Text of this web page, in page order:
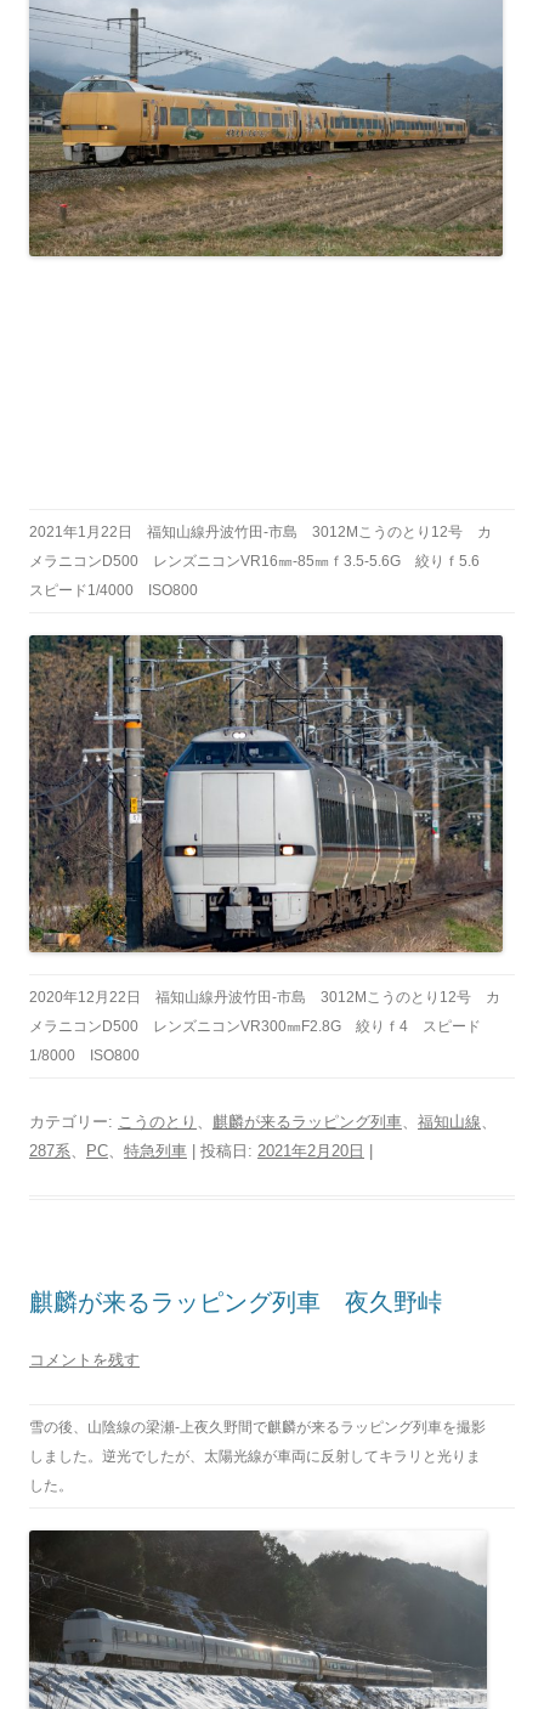
2021年1月22日 福知山線丹波竹田-市島 3012Mこうのとり12号 カ
メラニコンD500 レンズニコンVR16㎜-85㎜ｆ3.5-5.6G 絞りｆ5.6
スピード1/4000 ISO800
2020年12月22日 福知山線丹波竹田-市島 3012Mこうのとり12号 カ
メラニコンD500 レンズニコンVR300㎜F2.8G 絞りｆ4 スピード
1/8000 ISO800
カテゴリー: こうのとり 、 麒麟が来るラッピング列車、 福知山線、
287系、 PC、 特急列車 | 投稿日: 2021年2月20日
麒麟が来るラッピング列車 夜久野峠
コメントを残す
雪の後、山陰線の梁瀬-上夜久野間で麒麟が来るラッピング列車を撮影
しました。逆光でしたが、太陽光線が車両に反射してキラリと光りま
した。